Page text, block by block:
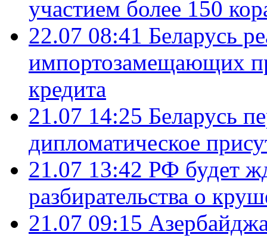
участием более 150
22.07 08:41 Беларусь
импортозамещающих
кредита
21.07 14:25 Беларусь
дипломатическое
21.07 13:42 РФ будет
разбирательства о
21.07 09:15